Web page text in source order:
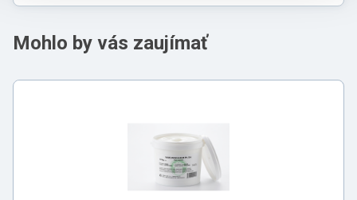
Mohlo by vás zaujímať